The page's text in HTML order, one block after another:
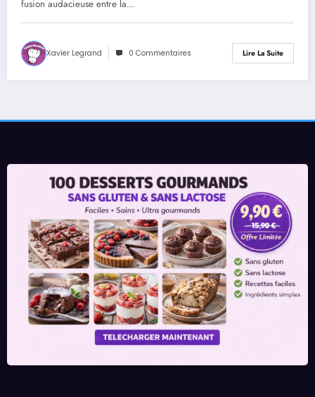
fusion audacieuse entre la…
Xavier Legrand 0 Commentaires Lire La Suite